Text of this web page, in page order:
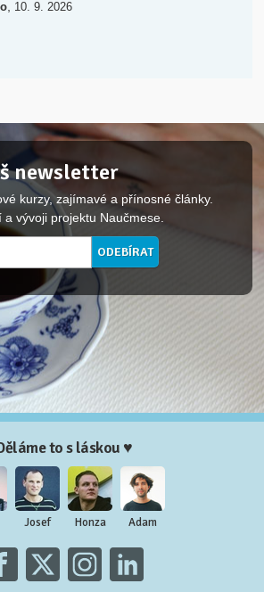
, 10. 9. 2026
newsletter
kurzy, zajímavé a přínosné články.
vývoji projektu Naučmese.
to s láskou ♥
Josef Honza Adam